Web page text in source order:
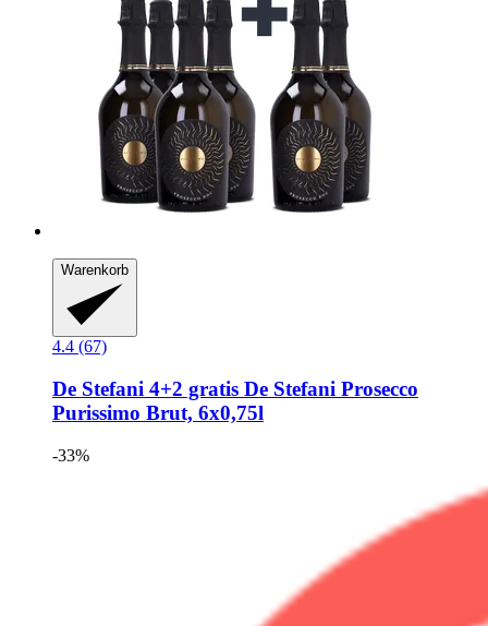
Warenkorb
4.4 (67)
De Stefani 4+2 gratis De Stefani Prosecco
Purissimo Brut, 6x0,75l
-33%